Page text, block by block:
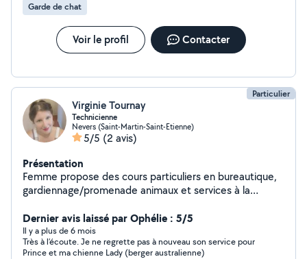
Garde de chat
Voir le profil Contacter
Particulier
Virginie Tournay
Technicienne
Nevers (Saint-Martin-Saint-Etienne)
5/5 (2 avis)
Présentation
Femme propose des cours particuliers en bureautique,
gardiennage/promenade animaux et services à la
Dernier avis laissé par Ophélie : 5/5
Il y a plus de 6 mois
Très à l’écoute. Je ne regrette pas à nouveau son service pour
Prince et ma chienne Lady (berger australienne)